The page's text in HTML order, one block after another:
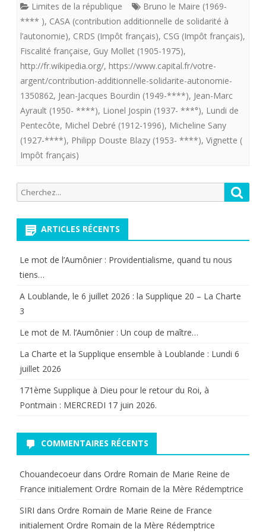
!
nos
jours
et
de
Limites de la république
Bruno le Maire (1969-
**** ), CASA (contribution additionnelle de solidarité à
l’autonomie), CRDS (Impôt français), CSG (Impôt français),
Fiscalité française, Guy Mollet (1905-1975),
http://fr.wikipedia.org/, https://www.capital.fr/votre-
argent/contribution-additionnelle-solidarite-autonomie-
1350862, Jean-Jacques Bourdin (1949-****), Jean-Marc
Ayrault (1950- ****), Lionel Jospin (1937- ***°), Lundi de
Pentecôte, Michel Debré (1912-1996), Micheline Sany
(1927-****), Philipp Douste Blazy (1953- ****), Vignette (
Impôt français)
Recherche
pour:
ARTICLES RÉCENTS
Le mot de l’Aumônier : Providentialisme, quand tu nous
tiens…
A Loublande, le 6 juillet 2026 : la Supplique 20 – La Charte
3
Le mot de M. l’Aumônier : Un coup de maître…
La Charte et la Supplique ensemble à Loublande : Lundi 6
juillet 2026
171ème Supplique à Dieu pour le retour du Roi, à
Pontmain : MERCREDI 17 juin 2026.
COMMENTAIRES RÉCENTS
Chouandecoeur dans Ordre Romain de Marie Reine de
France initialement Ordre Romain de la Mère Rédemptrice
SIRI dans Ordre Romain de Marie Reine de France
initialement Ordre Romain de la Mère Rédemptrice